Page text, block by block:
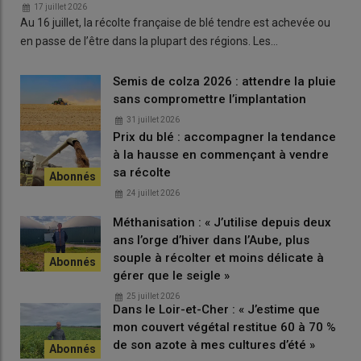
Quelles obligations dans la MAEC ZI GC ?
L’engagement porte sur 90 % des terres arables de
l’exploitant doit disposer d’au moins 20 % de ses terres arables
cultures à bas niveau d’intrants(sorgho, tournesol, soja,
sarrasin, chanvre, lupin, avec des adaptations de la liste selon
les territoires) ou en légumineuses. Sur la surface engagée, le
retour d’une même culture deux années de suite est interdit,
sauf pour les légumineuses pluriannuelles et les prairies
Lire aussi |[Vidéo] Maïs : les producteurs tentent
de s’adapter au changement climatique
Sur la période de trois ans, chaque parcelle engagée doit avoir
accueilli au moins une fois une culture d’hiver, une culture de
printemps, et une culture à bas niveau d’intrant ou
17 juillet 2026
Au 16 juillet, la récolte française de blé tendre est achevée ou
en passe de l’être dans la plupart des régions. Les…
Semis de colza 2026 : attendre la pluie
sans compromettre l’implantation
31 juillet 2026
Prix du blé : accompagner la tendance
à la hausse en commençant à vendre
sa récolte
24 juillet 2026
Méthanisation : « J’utilise depuis deux
ans l’orge d’hiver dans l’Aube, plus
souple à récolter et moins délicate à
gérer que le seigle »
25 juillet 2026
Dans le Loir-et-Cher : « J’estime que
mon couvert végétal restitue 60 à 70 %
de son azote à mes cultures d’été »